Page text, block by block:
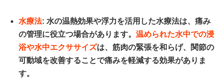
水療法: 水の温熱効果や浮力を活用した水療法は、痛み
の管理に役立つ場合があります。 温められた水中での浸
浴や水中エクササイズは、筋肉の緊張を和らげ、関節の
可動域を改善することで痛みを軽減する効果がありま
す。